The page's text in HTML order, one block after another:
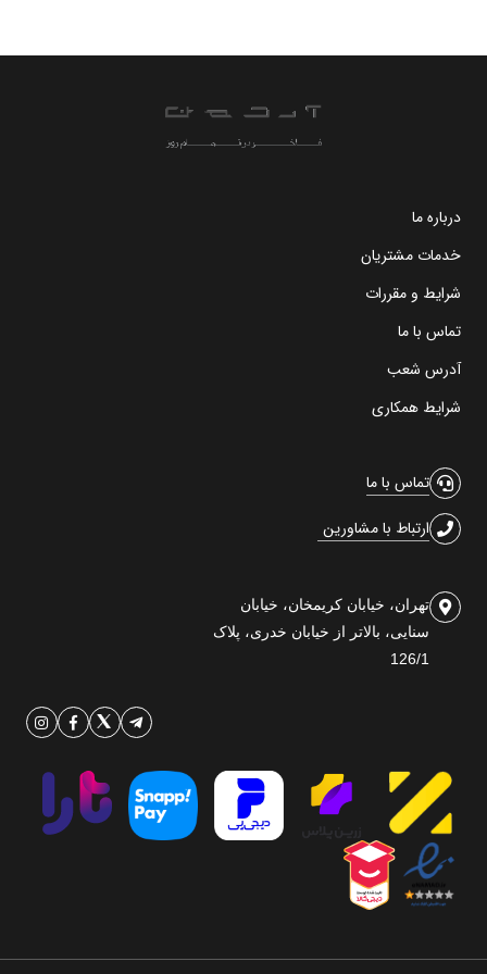
درباره ما
خدمات مشتریان
شرایط و مقررات
تماس با ما
آدرس شعب
شرایط همکاری
تماس با ما
ارتباط با مشاورین
تهران، خیابان کریمخان، خیابان
سنایی، بالاتر از خیابان خدری، پلاک
126/1